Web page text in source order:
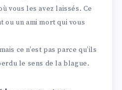
vous les avez laissés. Ce
ou un ami mort qui vous
ce n’est pas parce qu’ils
le sens de la blague.